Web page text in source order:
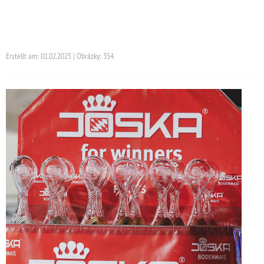
Erstellt am: 01.02.2025 | Obrázky: 354